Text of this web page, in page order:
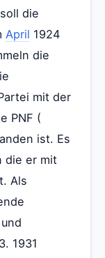
die
April 1924
die
mit der
PNF (
ist. Es
die er mit
Als
1931